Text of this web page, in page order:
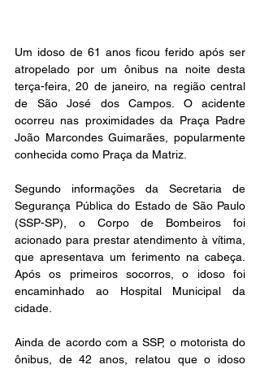
Um idoso de 61 anos ficou ferido após ser
atropelado por um ônibus na noite desta
terça-feira, 20 de janeiro, na região central
de São José dos Campos. O acidente
ocorreu nas proximidades da Praça Padre
João Marcondes Guimarães, popularmente
conhecida como Praça da Matriz.
Segundo informações da Secretaria de
Segurança Pública do Estado de São Paulo
(SSP-SP), o Corpo de Bombeiros foi
acionado para prestar atendimento à vítima,
que apresentava um ferimento na cabeça.
Após os primeiros socorros, o idoso foi
encaminhado ao Hospital Municipal da
cidade.
Ainda de acordo com a SSP, o motorista do
ônibus, de 42 anos, relatou que o idoso